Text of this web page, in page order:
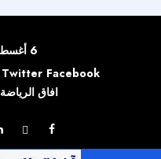
6 أغسطس، 2026
Facebook
Twitter
افاق الرياضة AfaqSports